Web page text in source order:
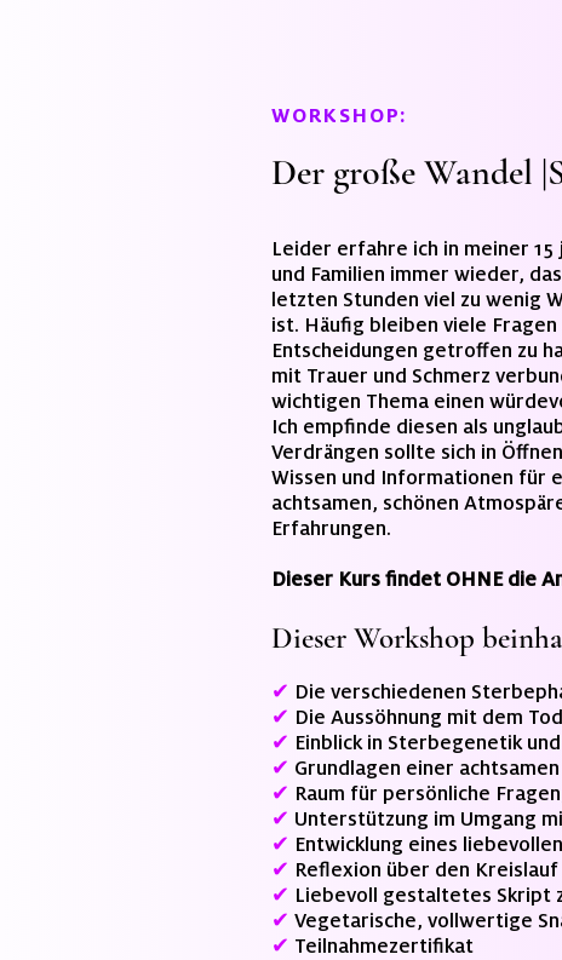
WORKSHOP:
Der große Wandel
Leider erfahre ich in meiner
und Familien immer wieder,
letzten Stunden viel zu wenig
ist. Häufig bleiben viele
Entscheidungen getroffen zu
mit Trauer und Schmerz
wichtigen Thema einen
Ich empfinde diesen als
Verdrängen sollte sich in
Wissen und Informationen für
achtsamen, schönen
Erfahrungen.
Dieser Kurs findet OHNE die
Dieser Workshop
✔ Die verschiedenen
✔ Die Aussöhnung mit dem
✔ Einblick in Sterbegenetik
✔ Grundlagen einer
✔ Raum für persönliche
✔ Unterstützung im Umgang
✔ Entwicklung eines
✔ Reflexion über den
✔ Liebevoll gestaltetes Skript
✔ Vegetarische, vollwertige
✔ Teilnahmezertifikat